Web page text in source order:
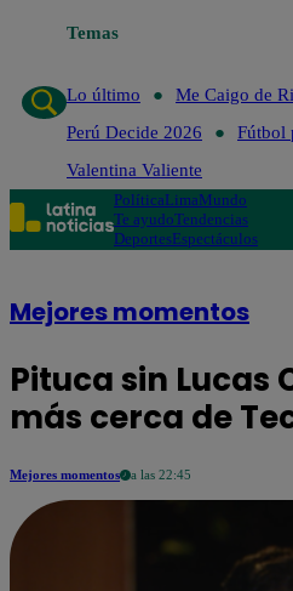
Temas
Lo último
Lo último
Me Caigo de
Perú Decide 2026
Fútbol
Valentina Valiente
PolíticaLimaMundo
Te ayudoTendencias
DeportesEspectáculos
Mejores momentos
Pituca sin Lucas
más cerca de
Mejores momentos a las 22:45